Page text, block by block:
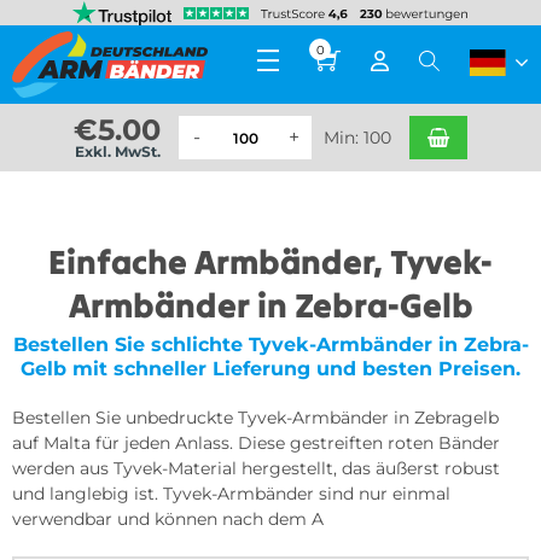
0
€5.00
Exkl. MwSt.
Min: 100
Einfache Armbänder, Tyvek-
Armbänder in Zebra-Gelb
Bestellen Sie schlichte Tyvek-Armbänder in Zebra-
Gelb mit schneller Lieferung und besten Preisen.
Bestellen Sie unbedruckte Tyvek-Armbänder in Zebragelb
auf Malta für jeden Anlass. Diese gestreiften roten Bänder
werden aus Tyvek-Material hergestellt, das äußerst robust
und langlebig ist. Tyvek-Armbänder sind nur einmal
verwendbar und können nach dem A